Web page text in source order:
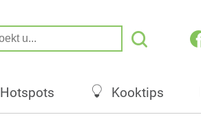
Hotspots Kooktips